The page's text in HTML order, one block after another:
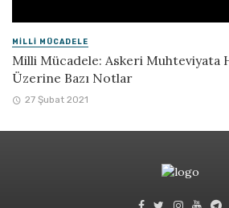
MILLI MÜCADELE
Milli Mücadele: Askeri Muhteviyata
Üzerine Bazı Notlar
27 Şubat 2021